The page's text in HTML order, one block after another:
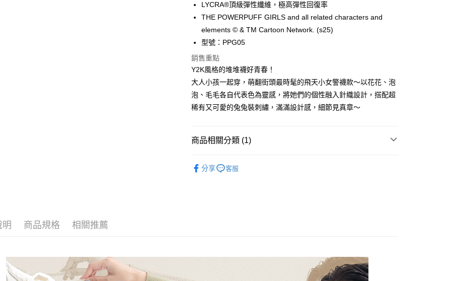
運送方式
全家取貨付款
每筆NT$100，滿NT$888(含以上)免運費
付款後全家取貨
每筆NT$100，滿NT$888(含以上)免運費
7-11取貨付款
付款後7-11取貨
宅配
LYCRA®頂級彈性纖維，極高彈性回復率
THE POWERPUFF GIRLS and all related characters and
elements © & TM Cartoon Network. (s25)
型號：PPG05
銷售重點
Y2K風格的堆堆襪好青春！
大人小孩一起穿，萌翻街頭最時髦的飛天小女警襪款～以花花、泡
泡、毛毛各自代表色為靈感，將她們的個性融入針織設計，搭配超
稀有又可愛的兔兔裝刺繡，滿滿設計感，細節見真章～
商品相關分類 (1)
分享
客服
明 商品規格 相關推薦